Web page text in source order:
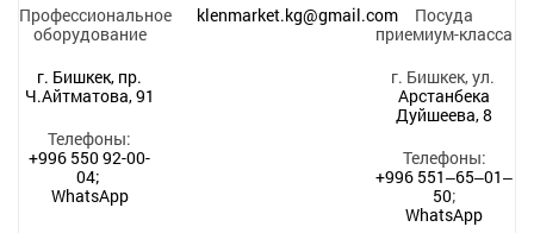
Профессиональное
оборудование
г. Бишкек, пр.
Ч.Айтматова, 91
Телефоны:
+996 550 92-00-
04;
WhatsApp
klenmarket.kg@gmail.com
Посуда
приемиум-класса
г. Бишкек, ул.
Арстанбека
Дуйшеева, 8
Телефоны:
+996 551‒65‒01‒
50;
WhatsApp